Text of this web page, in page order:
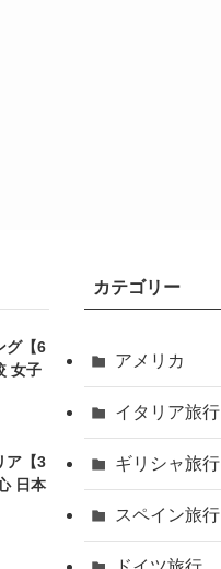
グ【6
女子
ア【3
日本
カテゴリー
アメリカ
イタリア旅行
ギリシャ旅行
スペイン旅行